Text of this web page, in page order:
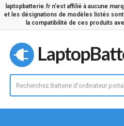
laptopbatterie.fr n'est affilié à aucune
et les désignations de modèles listés
la compatibilité de ces produits